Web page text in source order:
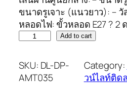
ขนาดรูเจาะ (แนวยาว): – วั
หลอดไฟ: ขั้วหลอด E27 ? 2
Add to cart
SKU: DL-DP-
AMT035
Category:
วน์ไลท์ติด